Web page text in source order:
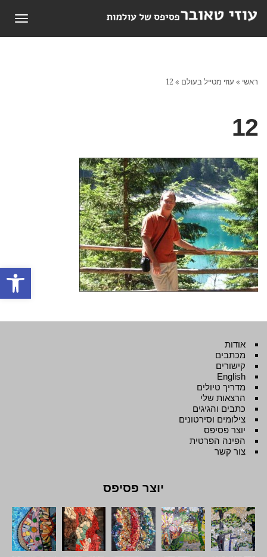
פתח
ראשי » עוזי מטייל בעולם »
12
12
אודות
מכתבים
קישורים
English
מדריך טיולים
הרצאות שלי
כתבים והגיגים
צילומים וסירטונים
יוצר פסיפס
הפינה הפרטית
צור קשר
יוצר פסיפס